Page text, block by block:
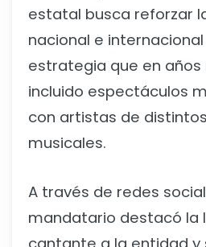
estatal busca reforzar
nacional e
estrategia que en
incluido espectáculos
con artistas de
musicales.
A través de redes
mandatario destacó la